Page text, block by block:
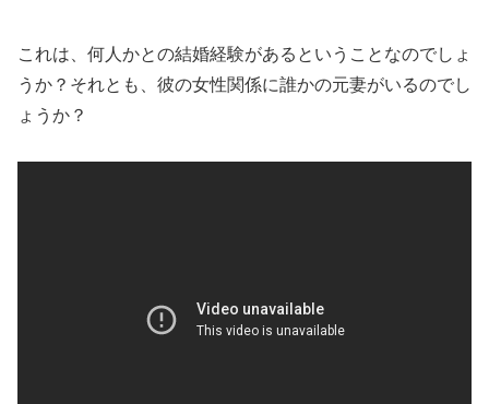
これは、何人かとの結婚経験があるということなのでしょ
うか？それとも、彼の女性関係に誰かの元妻がいるのでし
ょうか？